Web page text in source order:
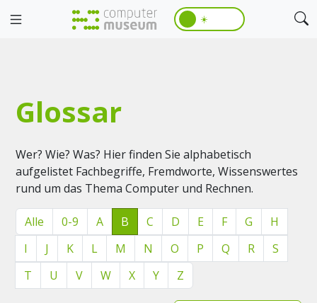
☀️
Glossar
Wer? Wie? Was? Hier finden Sie alphabetisch
aufgelistet Fachbegriffe, Fremdworte, Wissenswertes
rund um das Thema Computer und Rechnen.
Alle 0-9 A B C D E F G
H
I
J K L M N O P Q R
S
T
U V W X Y Z